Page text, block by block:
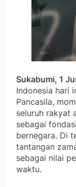
Sukabumi, 1
Indonesia hari
Pancasila,
seluruh rakyat
sebagai
bernegara. Di
tantangan
sebagai nilai
waktu.